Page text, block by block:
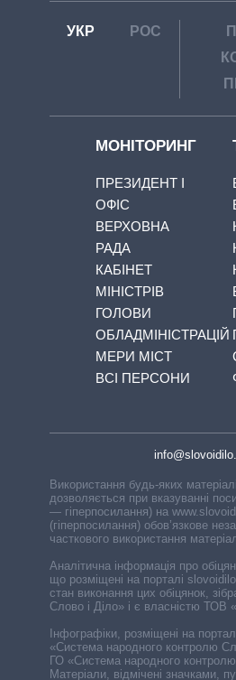
УКР РОС
МОНІТОРИНГ
ПРЕЗИДЕНТ І
ОФІС
ВЕРХОВНА
РАДА
КАБІНЕТ
МІНІСТРІВ
ГОЛОВИ
ОБЛАДМІНІСТРАЦІЙ
МЕРИ МІСТ
ВСІ ПЕРСОНИ
Використання будь-яких
дозволяється при вказуванні
— гіперпосилання) на
(гіперпосилання) обов’язкове
часткового використання
Аналітична інформація про
що розміщені на порталі
стан виконання цих обіцянок,
Слово і Діло» і є власністю ТОВ
Інфографіки, розміщені на
«Система народного контролю
ГО «Система народного
Матеріали, відмічені значками,